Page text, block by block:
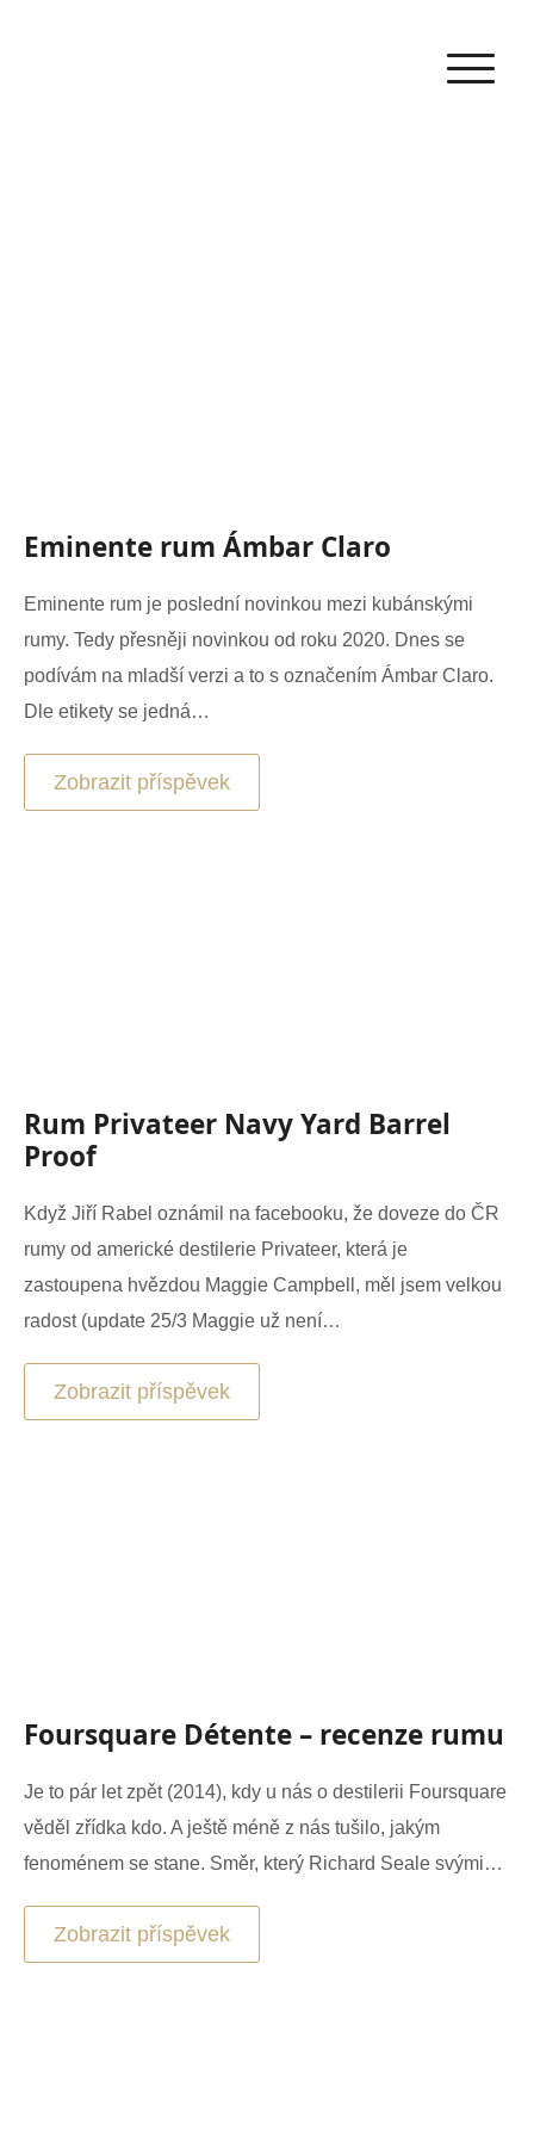
Eminente rum Ámbar Claro
Eminente rum je poslední novinkou mezi kubánskými
rumy. Tedy přesněji novinkou od roku 2020. Dnes se
podívám na mladší verzi a to s označením Ámbar Claro.
Dle etikety se jedná…
Zobrazit příspěvek
Rum Privateer Navy Yard Barrel
Proof
Když Jiří Rabel oznámil na facebooku, že doveze do ČR
rumy od americké destilerie Privateer, která je
zastoupena hvězdou Maggie Campbell, měl jsem velkou
radost (update 25/3 Maggie už není…
Zobrazit příspěvek
Foursquare Détente – recenze rumu
Je to pár let zpět (2014), kdy u nás o destilerii Foursquare
věděl zřídka kdo. A ještě méně z nás tušilo, jakým
fenoménem se stane. Směr, který Richard Seale svými…
Zobrazit příspěvek